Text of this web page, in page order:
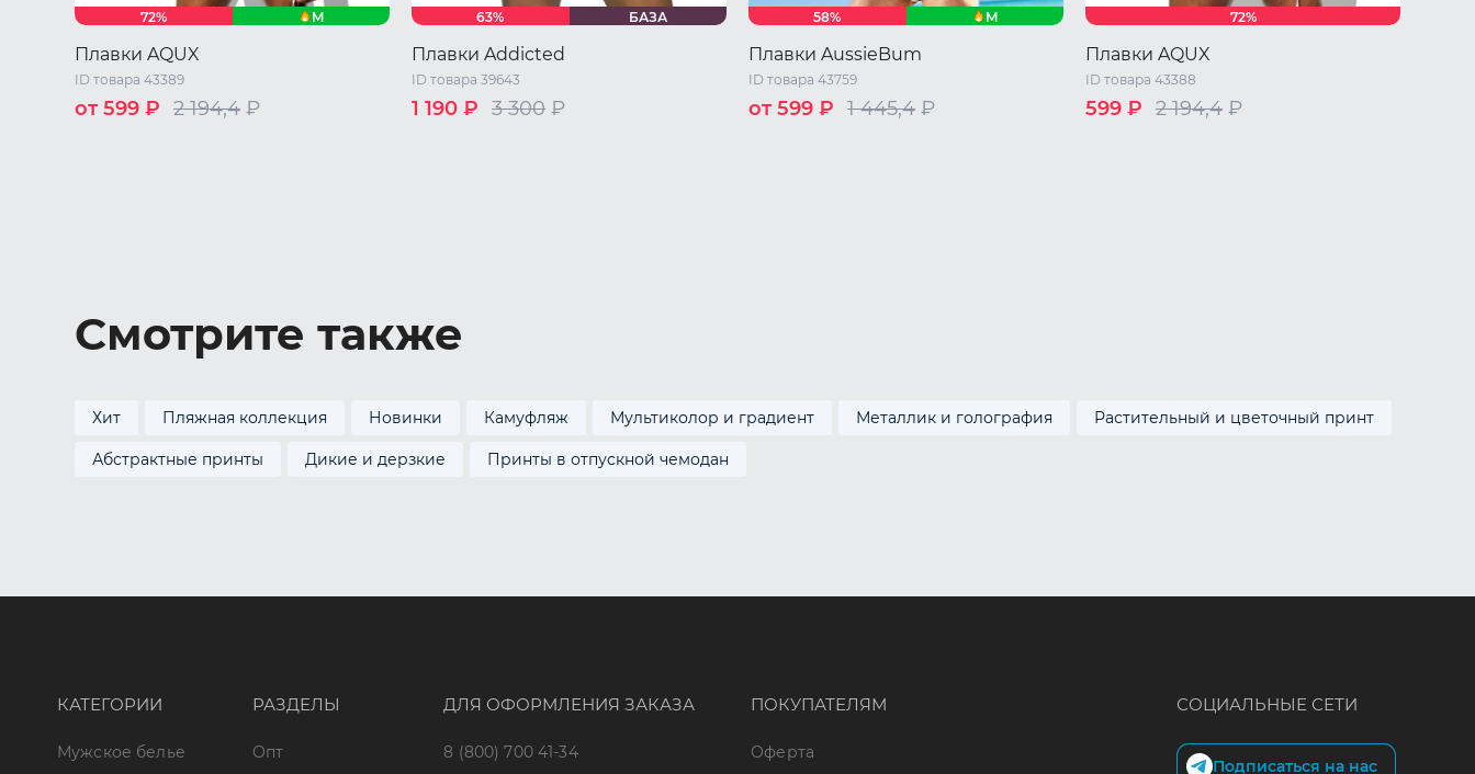
72% M
Плавки AQUX
ID товара 43389
от 599 ₽ 2 194,4 ₽
63% БАЗА
Плавки Addicted
ID товара 39643
1 190 ₽ 3 300 ₽
58% M
Плавки AussieBum
ID товара 43759
от 599 ₽ 1 445,4 ₽
72%
Плавки AQUX
ID товара 43388
599 ₽ 2 194,4 ₽
Смотрите также
Хит Пляжная коллекция Новинки Камуфляж Мультиколор и градиент Металлик и голография Растительный и цветочный принт
Абстрактные принты Дикие и дерзкие Принты в отпускной чемодан
КАТЕГОРИИ
Мужское белье
РАЗДЕЛЫ
Опт
ДЛЯ ОФОРМЛЕНИЯ ЗАКАЗА
8 (800) 700 41-34
ПОКУПАТЕЛЯМ
Оферта
СОЦИАЛЬНЫЕ СЕТИ
Подписаться на нас